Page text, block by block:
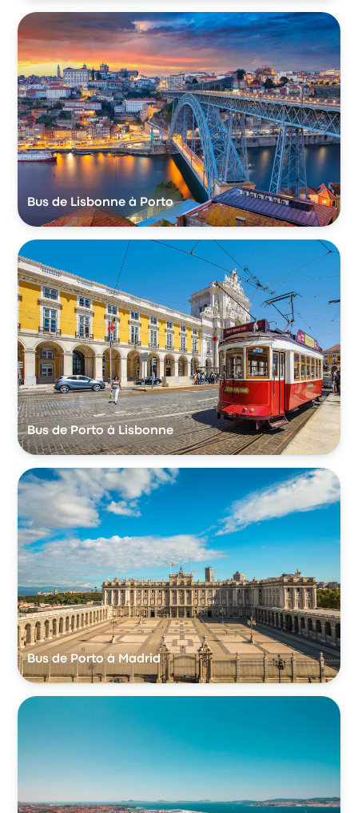
Bus de Lisbonne à Porto
Bus de Porto à Lisbonne
Bus de Porto à Madrid